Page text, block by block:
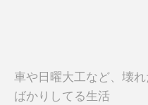
車や日曜大工など、壊
ばかりしてる生活